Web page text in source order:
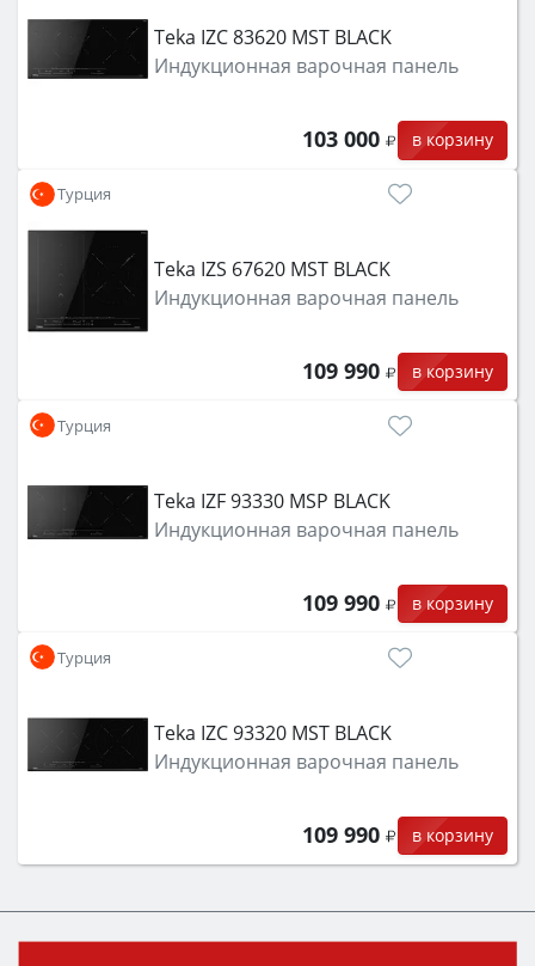
Teka IZC 83620 MST BLACK
Индукционная варочная панель
103 000 в корзину
Турция
Teka IZS 67620 MST BLACK
Индукционная варочная панель
109 990 в корзину
Турция
Teka IZF 93330 MSP BLACK
Индукционная варочная панель
109 990 в корзину
Турция
Teka IZC 93320 MST BLACK
Индукционная варочная панель
109 990 в корзину